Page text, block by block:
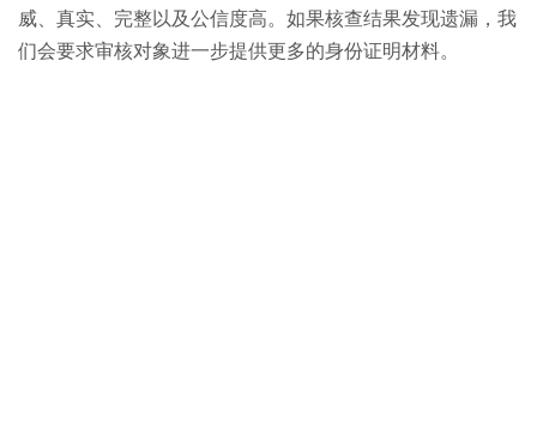
威、真实、完整以及公信度高。如果核查结果发现遗漏，我
们会要求审核对象进一步提供更多的身份证明材料。